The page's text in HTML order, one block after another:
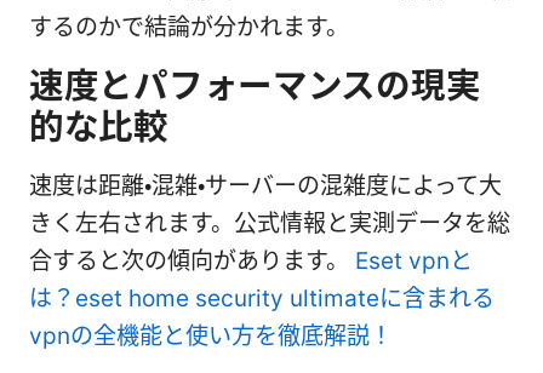
するのかで結論が分かれます。
速度とパフォーマンスの現実
的な比較
速度は距離・混雑・サーバーの混雑度によって大
きく左右されます。公式情報と実測データを総
合すると次の傾向があります。 Eset vpnと
は？eset home security ultimateに含まれる
vpnの全機能と使い方を徹底解説！